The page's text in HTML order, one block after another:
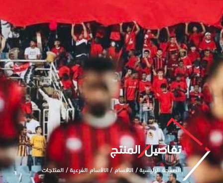
تفاصيل المنتج
الصفحة الرئيسية/الاقسام/الاقسام الفرعية/المنتجات